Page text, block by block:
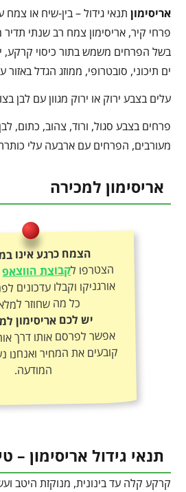
אריסימון תנאי גידול – בין-שיח או
פרחי קיר, אריסימון צמח רב שנתי
בשל הפרחים משמש בתור כיסוי קרקע,
ים תיכוני, סובטרופי, ממוזג הגדל באזור
עלים בצבע ירוק או ירוק מגוון עם לבן
פרחים בצבע סגול, ורוד, צהוב, כתום,
מעורבים, הפרחים עם ארבעה עלי
אריסימון למכירה
הצמח כרגע אינו
הצטרפו לקבוצת הווצאפ
כל מה שחוזר
יש לכם אריסימון
אפשר לפרסם אותו דרך
קובעים את המחיר ואנחנו
המודעה.
תנאי גידול אריסימון –
קרקע קלה עד בינונית, מנוקזת היטב